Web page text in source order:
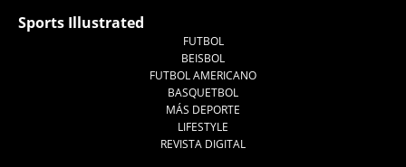
Sports Illustrated
FUTBOL
BEISBOL
FUTBOL AMERICANO
BASQUETBOL
MÁS DEPORTE
LIFESTYLE
REVISTA DIGITAL